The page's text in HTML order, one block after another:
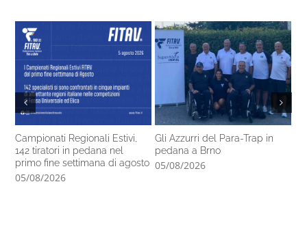
Campionati Regionali Estivi,
142 tiratori in pedana nel
primo fine settimana di agosto
05/08/2026
Gli Azzurri del Para-Trap in
pedana a Brno
05/08/2026